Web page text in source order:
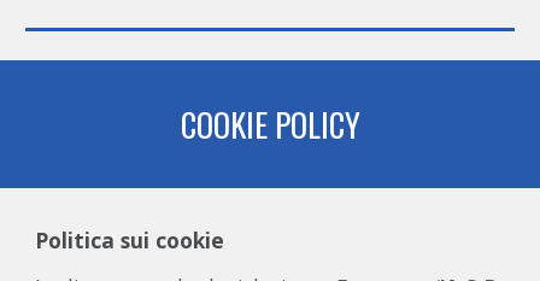
COOKIE POLICY
Politica sui cookie